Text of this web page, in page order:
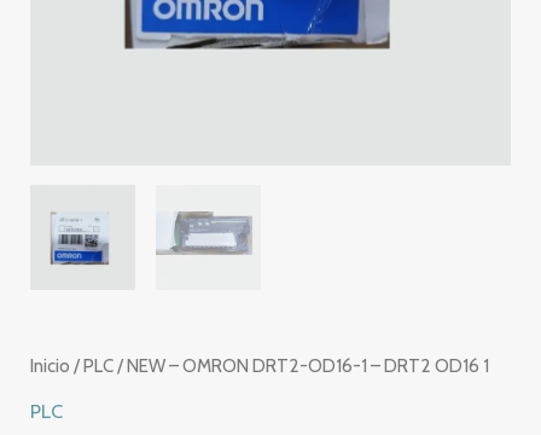
Inicio /PLC/ NEW – OMRON DRT2-OD16-1 – DRT2 OD16 1
PLC